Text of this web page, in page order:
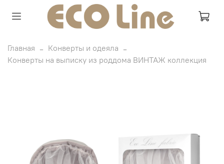
Главная
Конверты и одеяла
Конверты на выписку из роддома ВИНТАЖ коллекция